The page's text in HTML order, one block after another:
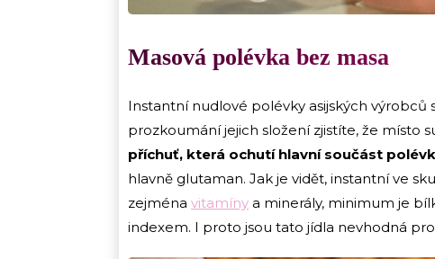
Masová polévka bez masa
Instantní nudlové polévky asijských výrobců
prozkoumání jejich složení zjistíte, že místo
příchuť, která ochutí hlavní součást
hlavně glutaman. Jak je vidět, instantní ve
zejména vitamíny a minerály, minimum je
indexem. I proto jsou tato jídla nevhodná